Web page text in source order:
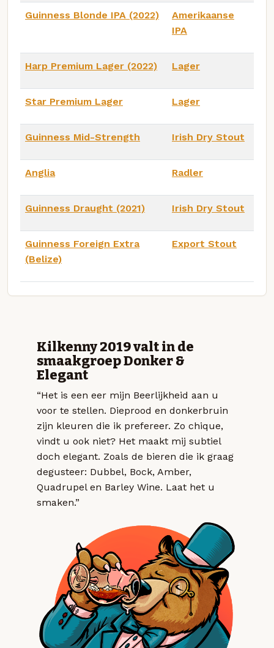
Guinness Blonde IPA (2022)
Amerikaanse
IPA
Harp Premium Lager (2022) Lager
Star Premium Lager Lager
Guinness Mid-Strength Irish Dry Stout
Anglia Radler
Guinness Draught (2021) Irish Dry Stout
Guinness Foreign Extra
(Belize)
Export Stout
Kilkenny 2019 valt in de
smaakgroep Donker &
Elegant
“Het is een eer mijn Beerlijkheid aan u
voor te stellen. Dieprood en donkerbruin
zijn kleuren die ik prefereer. Zo chique,
vindt u ook niet? Het maakt mij subtiel
doch elegant. Zoals de bieren die ik graag
degusteer: Dubbel, Bock, Amber,
Quadrupel en Barley Wine. Laat het u
smaken.”